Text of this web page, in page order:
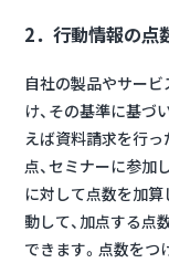
2．行動情報の点
自社の製品やサー
け、その基準に基づ
えば資料請求を行っ
点、セミナーに参加
に対して点数を加
動して、加点する点
できます。点数をつ